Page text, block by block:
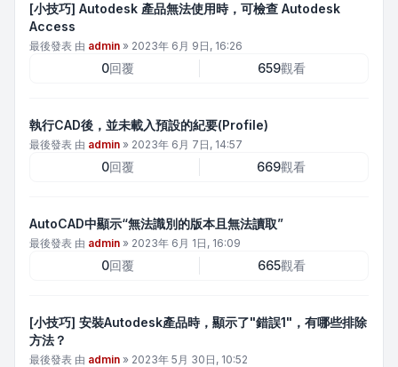
[小技巧] Autodesk 產品無法使用時，可檢查 Autodesk
Access
最後發表 由 admin » 2023年 6月 9日, 16:26
0回覆 659觀看
執行CAD後，並未載入預設的紀要(Profile)
最後發表 由 admin » 2023年 6月 7日, 14:57
0回覆 669觀看
AutoCAD中顯示“無法識別的版本且無法讀取”
最後發表 由 admin » 2023年 6月 1日, 16:09
0回覆 665觀看
[小技巧] 安裝Autodesk產品時，顯示了"錯誤1"，有哪些排除
方法？
最後發表 由 admin » 2023年 5月 30日, 10:52